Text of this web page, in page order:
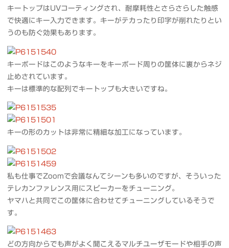
キートップはUVコーティングされ、耐摩耗性とさらさらした触感
で快適にキー入力できます。キーがテカったり印字が削れたりとい
うのも防ぐ効果もあります。
キーボードはこのようなキーをキーボード周りの筐体に裏からネジ
止めされています。
キーは標準的な配列でキートップも大きいですね。
キーの形のカットは非常に精細な加工になっています。
私も仕事でZoomで会議なんてシーンも多いのですが、そういった
テレカンファレンス用にスピーカーをチューニング。
ヤマハと共同でこの筐体に合わせてチューニングしているそうで
す。
どの方向からでも声がよく聞こえるマルチユーザモードや相手の声